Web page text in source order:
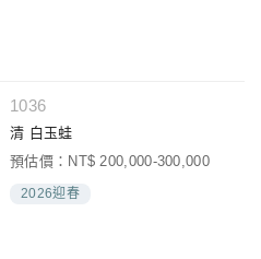
1036
清 白玉蛙
預估價：NT$ 200,000-300,000
2026迎春